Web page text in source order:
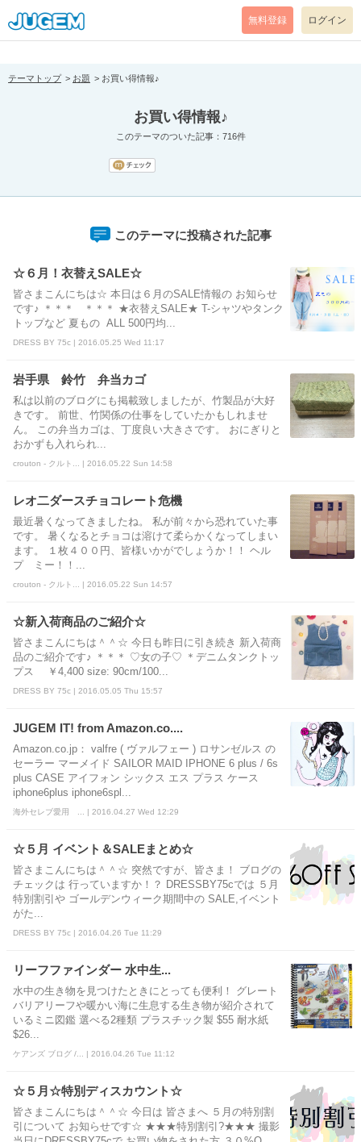
[pear_error: message="Success" code=0 mode=return level=notice
prefix="" info=""]
無料登録 ログイン
テーマトップ お題 お買い得情報♪
お買い得情報♪
このテーマのついた記事：716件
このテーマに投稿された記事
☆６月！衣替えSALE☆
皆さまこんにちは☆ 本日は６月のSALE情報の お知らせ
です♪ ＊＊＊ ＊＊＊ ★衣替えSALE★ T-シャツやタンク
トップなど 夏もの ALL 500円均...
DRESS BY 75c | 2016.05.25 Wed 11:17
岩手県 鈴竹 弁当カゴ
私は以前のブログにも掲載致しましたが、竹製品が大好
きです。 前世、竹関係の仕事をしていたかもしれませ
ん。 この弁当カゴは、丁度良い大きさです。 おにぎりと
おかずも入れられ...
crouton - クルト... | 2016.05.22 Sun 14:58
レオ二ダースチョコレート危機
最近暑くなってきましたね。 私が前々から恐れていた事
です。 暑くなるとチョコは溶けて柔らかくなってしまい
ます。 １枚４００円、皆様いかがでしょうか！！ ヘル
プ ミー！！...
crouton - クルト... | 2016.05.22 Sun 14:57
☆新入荷商品のご紹介☆
皆さまこんにちは＾＾☆ 今日も昨日に引き続き 新入荷商
品のご紹介です♪ ＊＊＊ ♡女の子♡ ＊デニムタンクトッ
プス ￥4,400 size: 90cm/100...
DRESS BY 75c | 2016.05.05 Thu 15:57
JUGEM IT! from Amazon.co....
Amazon.co.jp： valfre ( ヴァルフェー ) ロサンゼルス の
セーラー マーメイド SAILOR MAID IPHONE 6 plus / 6s
plus CASE アイフォン シックス エス プラス ケース
iphone6plus iphone6spl...
海外セレブ愛用 ... | 2016.04.27 Wed 12:29
☆５月 イベント＆SALEまとめ☆
皆さまこんにちは＾＾☆ 突然ですが、皆さま！ ブログの
チェックは 行っていますか！？ DRESSBY75cでは ５月
特別割引や ゴールデンウィーク期間中の SALE,イベント
がた...
DRESS BY 75c | 2016.04.26 Tue 11:29
リーフファインダー 水中生...
水中の生き物を見つけたときにとっても便利！ グレート
バリアリーフや暖かい海に生息する生き物が紹介されて
いるミニ図鑑 選べる2種類 プラスチック製 $55 耐水紙
$26...
ケアンズ ブログ /... | 2016.04.26 Tue 11:12
☆５月☆特別ディスカウント☆
皆さまこんにちは＾＾☆ 今日は 皆さまへ ５月の特別割
引について お知らせです☆ ★★★特別割引?★★★ 撮影